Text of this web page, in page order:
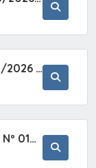
PREGÃO ELETRÔNICO Nº 019/2026 - CONTRATAÇÃO DE EMPRESA ESPECIALIZADA PARA A PRESTAÇÃO DE SERVIÇOS VETERINÁRIOS CLÍNICOS E CIRÚRGICOS, COM FOCO EM AÇÕES DE SAÚDE PÚBLICA, BEM-ESTAR ANIMAL E CONTROLE POPULACIONAL ÉTICO DE CÃES E GATOS, EM ATENDIMENTO À
CONCORRÊNCIA PRESENCIAL Nº 018/2026 - PAVIMENTAÇÃO ASFÁLTICA NO BAIRRO VOTUPOCA ? ESTRADA DA RAPOSA, NO MUNICÍPIO DE SETE BARRAS/SP